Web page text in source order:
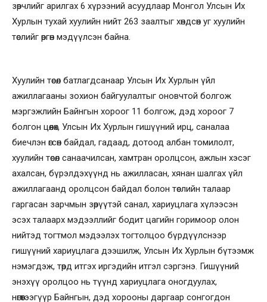
зөрчлийг арилгах 6 хүрээний асуудлаар Монгол Улсын Их
Хурлын тухай хуулийн нийт 263 заалтыг хөндсөн уг хуулийн
төслийг өргөн мэдүүлсэн байна.
Хуулийн төсөл батлагдсанаар Улсын Их Хурлын үйл
ажиллагааны зохион байгуулалтыг оновчтой болгож
мэргэжлийн Байнгын хороог 11 болгож, дэд хороог 7
болгон цөөлөх, Улсын Их Хурлын гишүүний ирц, саналаа
биечлэн өгсөн байдал, гадаад, дотоод албан томилолт,
хуулийн төсөл санаачилсан, хамтран оролцсон, ажлын хэсэг
ахалсан, бүрэлдэхүүнд нь ажилласан, хянан шалгах үйл
ажиллагаанд оролцсон байдал болон төслийн талаар
гаргасан зарчмын зөрүүтэй санал, хариуцлага хүлээсэн
эсэх талаарх мэдээллийг бодит цагийн горимоор олон
нийтэд тогтмол мэдээлэх тогтолцоо бүрдүүлснээр
гишүүний хариуцлага дээшилж, Улсын Их Хурлын бүтээмж
нэмэгдэж, төрд итгэх иргэдийн итгэл сэргэнэ. Гишүүний
энэхүү оролцоо нь түүнд хариуцлага оногдуулах,
нөгөөтээгүүр Байнгын, дэд хорооны даргаар сонгогдон